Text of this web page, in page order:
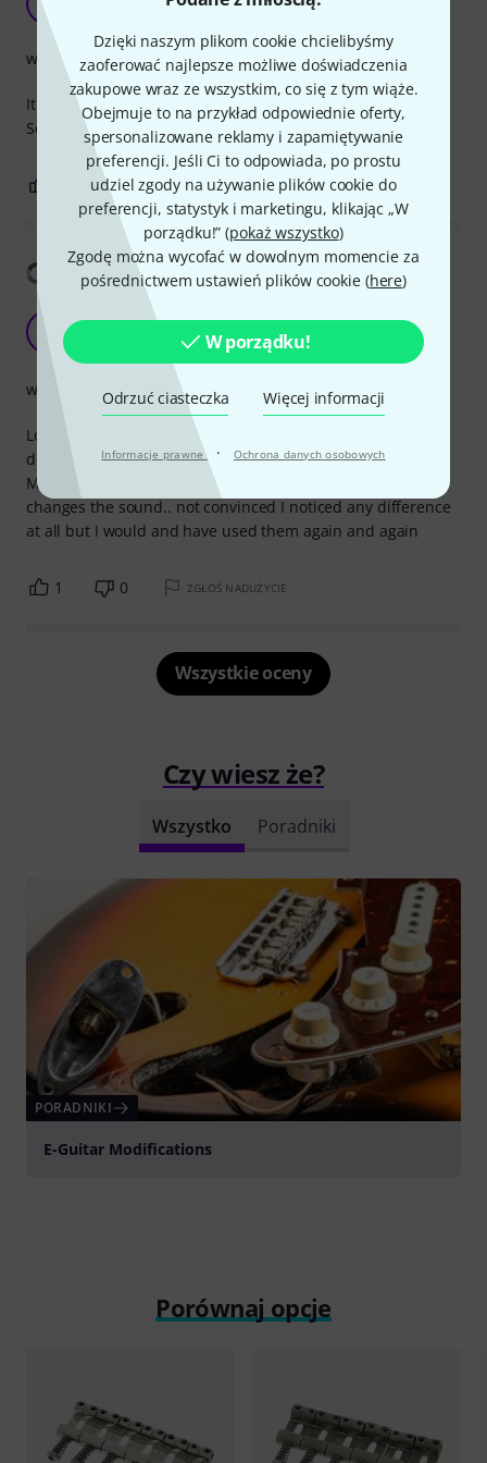
Dzięki naszym plikom cookie chcielibyśmy
zaoferować najlepsze możliwe doświadczenia
zakupowe wraz ze wszystkim, co się z tym wiąże.
Obejmuje to na przykład odpowiednie oferty,
spersonalizowane reklamy i zapamiętywanie
preferencji. Jeśli Ci to odpowiada, po prostu
udziel zgody na używanie plików cookie do
preferencji, statystyk i marketingu, klikając „W
porządku!” (pokaż wszystko)
Zgodę można wycofać w dowolnym momencie za
pośrednictwem ustawień plików cookie (here)
W porządku!
Odrzuć ciasteczka Więcej informacji
Informacje prawne · Ochrona danych osobowych
It increased the sustain and tuning stability of my cheap
Squier Strat. Be careful when picking saddle sizes.
wykończenie
0 ZGŁOŚ NADUŻYCIE
Pokaż tłumaczenia
Good upgrade
axewound 12.06.2025
Look like vintage saddles but with the sensible change in
design so the screws dont stab you all the time.
Many people say they can hear a sustain difference or it
changes the sound.. not convinced I noticed any difference
at all but I would and have used them again and again
wykończenie
1 0 ZGŁOŚ NADUŻYCIE
Wszystkie oceny
Czy wiesz że?
Wszystko Poradniki
PORADNIKI
E-Guitar Modifications
Porównaj opcje